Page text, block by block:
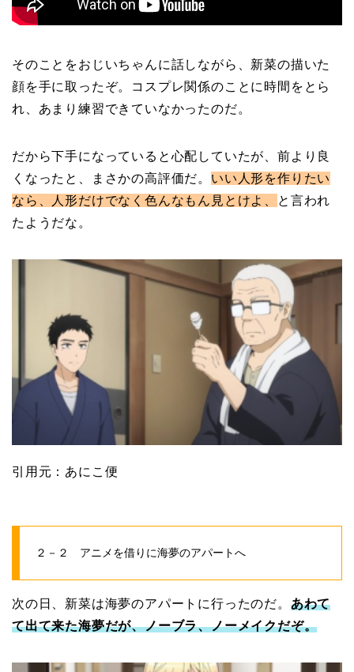
そのことをおじいちゃんに話しながら、新菜の描いた
顔を手に取ったぞ。コスプレ関係のことに時間をとら
れ、あまり練習できていなかったのだ。
だから下手になっていると心配していたが、前より良
くなったと、まさかの高評価だ。 いい人形を作りたい
なら、人形だけでなく色んなもん見とけよ、
と言われ
たようだな。
引用元：あにこ便
２－２ アニメを借りに海夢のアパートへ
次の日、新菜は海夢のアパートに行ったのだ。 あわて
て出て来た海夢だが、ノーブラ、ノーメイクだぞ。